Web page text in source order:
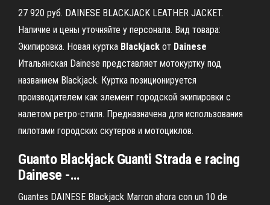
27 920 руб. DAINESE BLACKJACK LEATHER JACKET.
Наличие и цены уточняйте у персонала. Вид товара:
Экипировка. Новая куртка Blackjack от Dainese
Итальянская Dainese представляет мотокуртку под
названием Blackjack. Куртка позиционируется
производителем как элемент городской экипировки с
налетом ретро-стиля. Предназначена для использования
пилотами городских скутеров и мотоциклов.
Guanto BlackjackGuanti Strada e racing
Dainese -…
Guantes DAINESE Blackjack Marron ahora con un 10 de